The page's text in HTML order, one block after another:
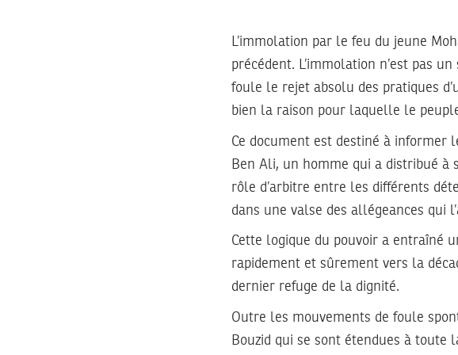
L’immolation par le feu du jeune
précédent. L’immolation n’est pas
foule le rejet absolu des pratiques
bien la raison pour laquelle le
Ce document est destiné à
Ben Ali, un homme qui a distribué à
rôle d’arbitre entre les différents
dans une valse des allégeances qui
Cette logique du pouvoir a entraîné
rapidement et sûrement vers la
dernier refuge de la dignité.
Outre les mouvements de foule
Bouzid qui se sont étendues à